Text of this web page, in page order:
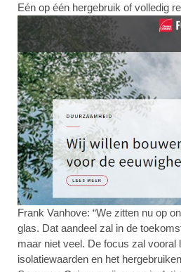
Eén op één hergebruik of volledig
Frank Vanhove: “We zitten nu op
glas. Dat aandeel zal in de
maar niet veel. De focus zal vooral
isolatiewaarden en het